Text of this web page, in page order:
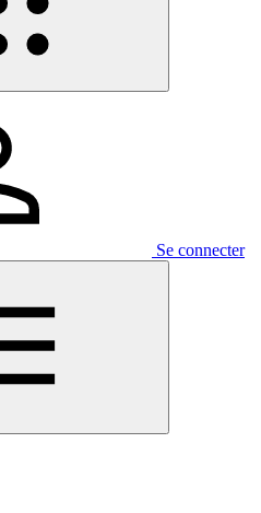
Se connecter